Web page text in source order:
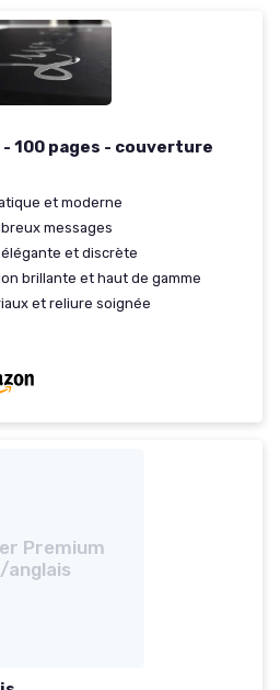
100 pages - couverture
et moderne
messages
élégante et discrète
brillante et haut de gamme
et reliure soignée
Premium
/anglais